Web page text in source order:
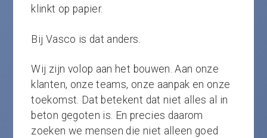
klinkt op papier.
Bij Vasco is dat anders.
Wij zijn volop aan het bouwen. Aan onze
klanten, onze teams, onze aanpak en onze
toekomst. Dat betekent dat niet alles al in
beton gegoten is. En precies daarom
zoeken we mensen die niet alleen goed